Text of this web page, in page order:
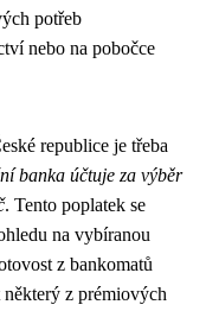
potřeb
nebo na pobočce
republice je třeba
banka účtuje za výběr
. Tento poplatek se
na vybíranou
z bankomatů
z prémiových